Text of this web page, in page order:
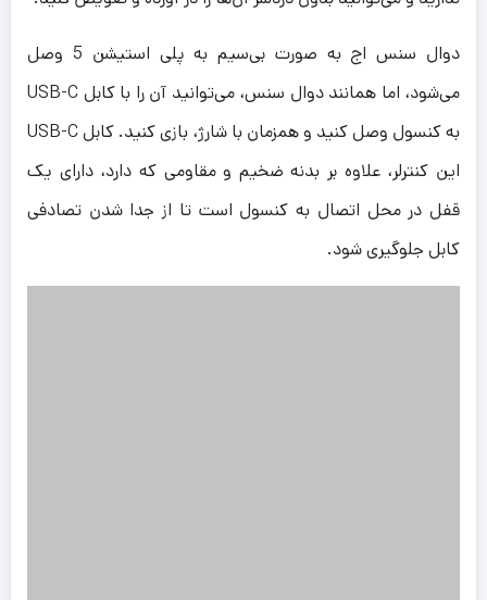
دوال سنس اج به صورت بی‌سیم به پلی استیشن 5 وصل
می‌شود، اما همانند دوال سنس، می‌توانید آن را با کابل USB-C
به کنسول وصل کنید و همزمان با شارژ، بازی کنید. کابل USB-C
این کنترلر، علاوه بر بدنه ضخیم و مقاومی که دارد، دارای یک
قفل در محل اتصال به کنسول است تا از جدا شدن تصادفی
کابل جلوگیری شود.